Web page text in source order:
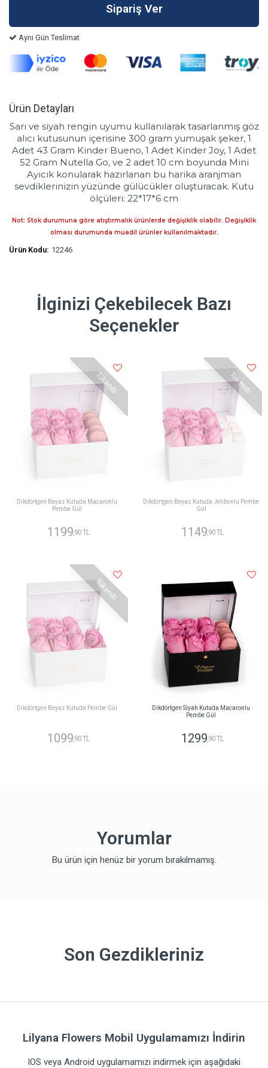
Aynı Gün Teslimat
Ürün Detayları
Sarı ve siyah rengin uyumu kullanılarak tasarlanmış göz
alıcı kutusunun içerisine 300 gram yumuşak şeker, 1
Adet 43 Gram Kinder Bueno, 1 Adet Kinder Joy, 1 Adet
52 Gram Nutella Go, ve 2 adet 10 cm boyunda Mini
Ayıcık konularak hazırlanan bu harika aranjman
sevdiklerinizin yüzünde gülücükler oluşturacak. Kutu
ölçüleri: 22*17*6 cm
Not: Stok durumuna göre atıştırmalık ürünlerde değişiklik olabilir. Değişiklik
olması durumunda muadil ürünler kullanılmaktadır.
Ürün Kodu: 12246
İlginizi Çekebilecek Bazı
Seçenekler
Tükendi
Dikdörtgen Beyaz Kutuda Macaronlu
Pembe Gül
1199 ,90 TL
Tükendi
Dikdörtgen Beyaz Kutuda Jelibonlu Pembe
Gül
1149 ,90 TL
Tükendi
Dikdörtgen Beyaz Kutuda Pembe Gül
1099,90 TL
Dikdörtgen Siyah Kutuda Macaronlu
Pembe Gül
1299,90 TL
Yorumlar
Bu ürün için henüz bir yorum bırakılmamış.
Son Gezdikleriniz
Lilyana Flowers Mobil Uygulamamızı İndirin
IOS veya Android uygulamamızı indirmek için aşağıdaki